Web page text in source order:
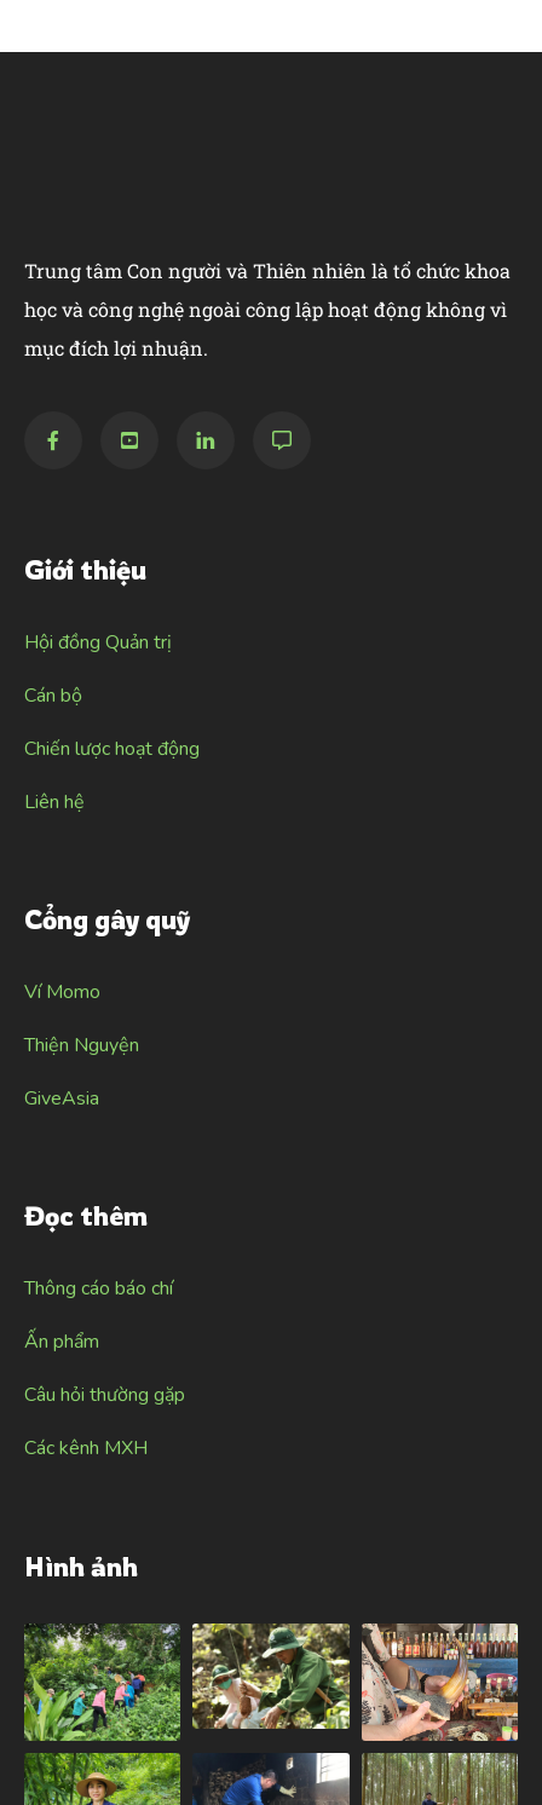
Trung tâm Con người và Thiên nhiên là tổ chức khoa
học và công nghệ ngoài công lập hoạt động không vì
mục đích lợi nhuận.
Giới thiệu
Hội đồng Quản trị
Cán bộ
Chiến lược hoạt động
Liên hệ
Cổng gây quỹ
Ví Momo
Thiện Nguyện
GiveAsia
Đọc thêm
Thông cáo báo chí
Ấn phẩm
Câu hỏi thường gặp
Các kênh MXH
Hình ảnh